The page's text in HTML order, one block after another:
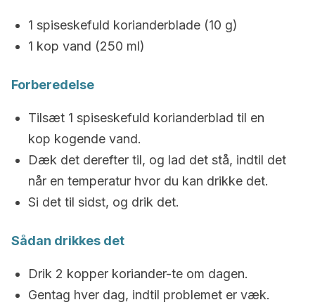
1 spiseskefuld korianderblade (10 g)
1 kop vand (250 ml)
Forberedelse
Tilsæt 1 spiseskefuld korianderblad til en
kop kogende vand.
Dæk det derefter til, og lad det stå, indtil det
når en temperatur hvor du kan drikke det.
Si det til sidst, og drik det.
Sådan drikkes det
Drik 2 kopper koriander-te om dagen.
Gentag hver dag, indtil problemet er væk.